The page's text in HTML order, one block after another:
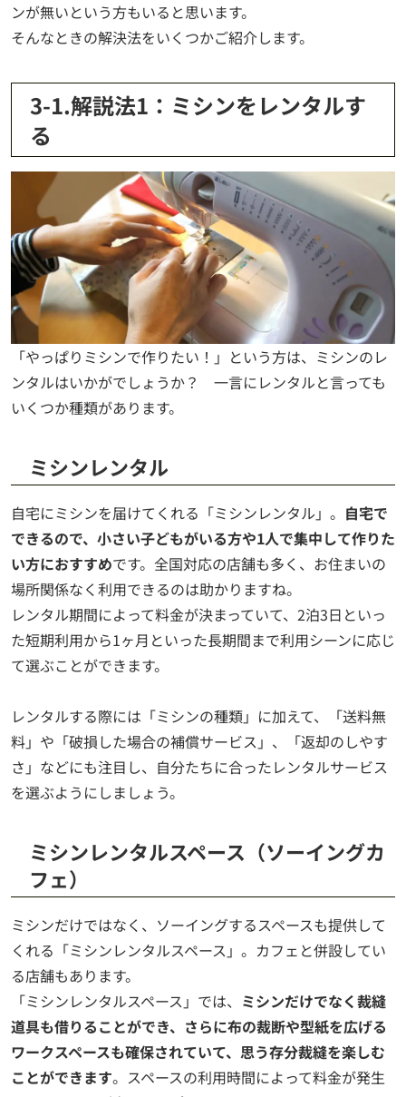
ンが無いという方もいると思います。
そんなときの解決法をいくつかご紹介します。
3-1.解説法1：ミシンをレンタルす
る
「やっぱりミシンで作りたい！」という方は、ミシンのレ
ンタルはいかがでしょうか？ 一言にレンタルと言っても
いくつか種類があります。
ミシンレンタル
自宅にミシンを届けてくれる「ミシンレンタル」。 自宅で
できるので、小さい子どもがいる方や1人で集中して作りた
い方におすすめです。全国対応の店舗も多く、お住まいの
場所関係なく利用できるのは助かりますね。
レンタル期間によって料金が決まっていて、2泊3日といっ
た短期利用から1ヶ月といった長期間まで利用シーンに応じ
て選ぶことができます。
レンタルする際には「ミシンの種類」に加えて、「送料無
料」や「破損した場合の補償サービス」、「返却のしやす
さ」などにも注目し、自分たちに合ったレンタルサービス
を選ぶようにしましょう。
ミシンレンタルスペース（ソーイングカ
フェ）
ミシンだけではなく、ソーイングするスペースも提供して
くれる「ミシンレンタルスペース」。カフェと併設してい
る店舗もあります。
「ミシンレンタルスペース」では、 ミシンだけでなく裁縫
道具も借りることができ、さらに布の裁断や型紙を広げる
ワークスペースも確保されていて、思う存分裁縫を楽しむ
ことができます。スペースの利用時間によって料金が発生